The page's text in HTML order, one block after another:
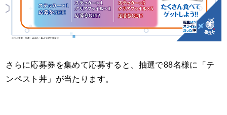
さらに応募券を集めて応募すると、抽選で88名様に「テ
ンペスト丼」が当たります。